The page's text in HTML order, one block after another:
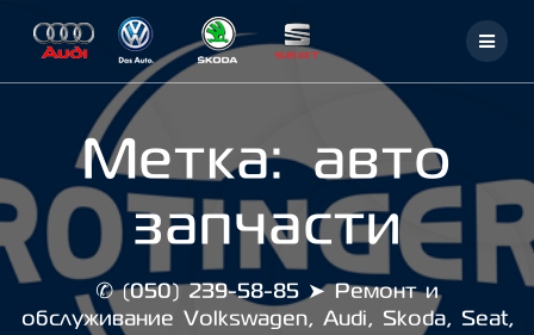
content
Метка:авто
запчасти
✆ (050) 239-58-85 ➤ Ремонт и
обслуживание Volkswagen, Audi, Skoda, Seat,